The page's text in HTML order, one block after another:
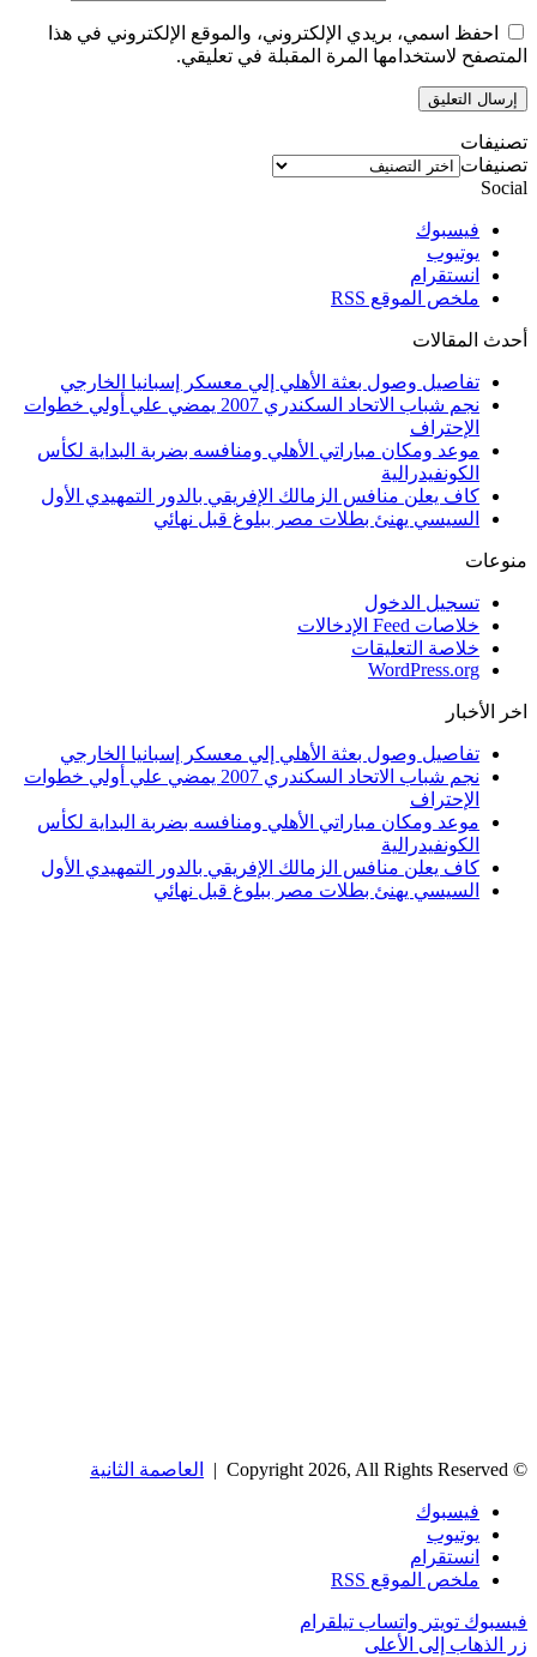
احفظ اسمي، بريدي الإلكتروني، والموقع الإلكتروني في هذا
المتصفح لاستخدامها المرة المقبلة في تعليقي.
تصنيفات
تصنيفات
Social
فيسبوك
يوتيوب
انستقرام
ملخص الموقع RSS
أحدث المقالات
تفاصيل وصول بعثة الأهلي إلي معسكر إسبانيا الخارجي
نجم شباب الاتحاد السكندري 2007 يمضي علي أولي خطوات
الإحتراف
موعد ومكان مباراتي الأهلي ومنافسه بضربة البداية لكأس
الكونفيدرالية
كاف يعلن منافس الزمالك الإفريقي بالدور التمهيدي الأول
السيسي يهنئ بطلات مصر ببلوغ قبل نهائي
منوعات
تسجيل الدخول
خلاصات Feed الإدخالات
خلاصة التعليقات
WordPress.org
اخر الأخبار
تفاصيل وصول بعثة الأهلي إلي معسكر إسبانيا الخارجي
نجم شباب الاتحاد السكندري 2007 يمضي علي أولي خطوات
الإحتراف
موعد ومكان مباراتي الأهلي ومنافسه بضربة البداية لكأس
الكونفيدرالية
كاف يعلن منافس الزمالك الإفريقي بالدور التمهيدي الأول
السيسي يهنئ بطلات مصر ببلوغ قبل نهائي
© Copyright 2026, All Rights Reserved | العاصمة الثانية
فيسبوك
يوتيوب
انستقرام
ملخص الموقع RSS
فيسبوك تويتر واتساب تيلقرام
زر الذهاب إلى الأعلى